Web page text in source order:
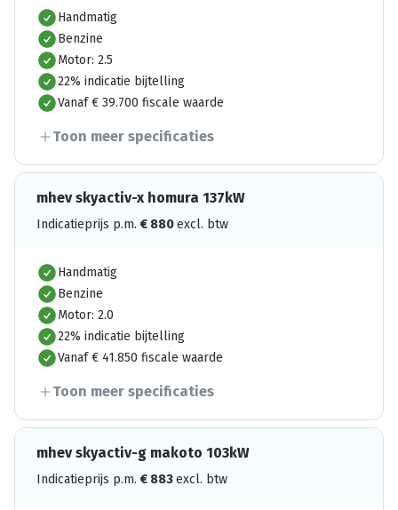
Handmatig
Benzine
Motor: 2.5
22% indicatie bijtelling
Vanaf € 39.700 fiscale waarde
Toon meer specificaties
mhev skyactiv-x homura 137kW
Indicatieprijs p.m. € 880excl. btw
Handmatig
Benzine
Motor: 2.0
22% indicatie bijtelling
Vanaf € 41.850 fiscale waarde
Toon meer specificaties
mhev skyactiv-g makoto 103kW
Indicatieprijs p.m. € 883excl. btw